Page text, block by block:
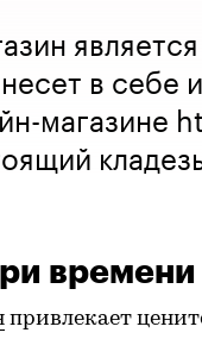
в себе
времени
привлекает